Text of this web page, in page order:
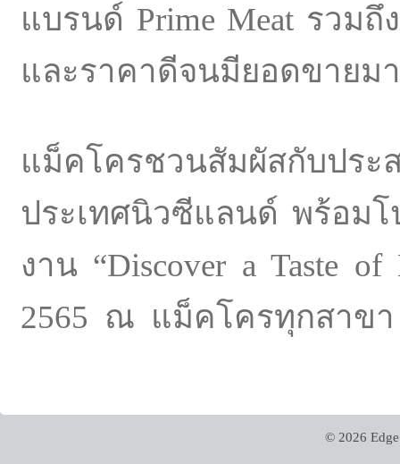
แบรนด์ Prime Meat รวมถึ
และราคาดีจนมียอดขายม
แม็คโครชวนสัมผัสกับ
ประเทศนิวซีแลนด์ พร้อม
งาน “Discover a Taste
2565 ณ แม็คโครทุกสาข
© 2026